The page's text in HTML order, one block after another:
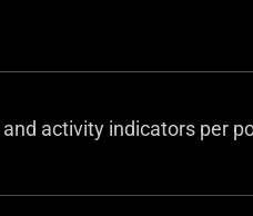
activity indicators per